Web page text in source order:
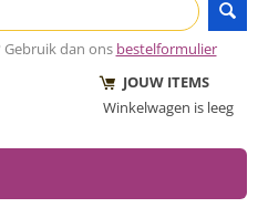
dan ons bestelformulier
JOUW ITEMS
Winkelwagen is leeg